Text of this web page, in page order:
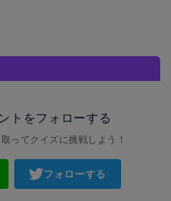
トをフォローする
ってクイズに挑戦しよう！
フォローする